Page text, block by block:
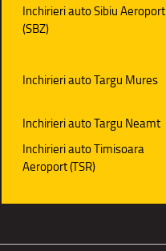
Inchirieri auto Sibiu Aeroport
(SBZ)
Inchirieri auto Targu Mures
Inchirieri auto Targu Neamt
Inchirieri auto Timisoara
Aeroport (TSR)